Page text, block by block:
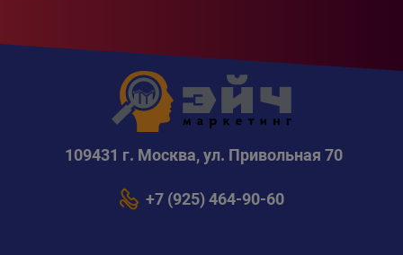
109431 г. Москва, ул. Привольная 70
+7 (925) 464-90-60